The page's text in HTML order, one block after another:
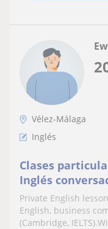
Vélez-Málaga
Inglés
Clases
Inglés
profesional y
Private English
English, business
(Cambridge,